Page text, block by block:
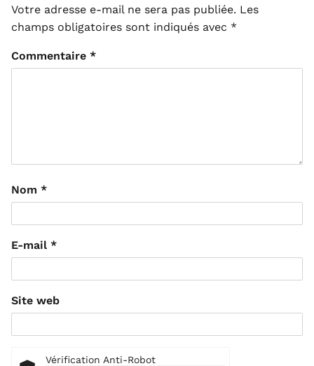
Votre adresse e-mail ne sera pas publiée. Les
champs obligatoires sont indiqués avec *
Commentaire *
Nom *
E-mail *
Site web
Vérification Anti-Robot